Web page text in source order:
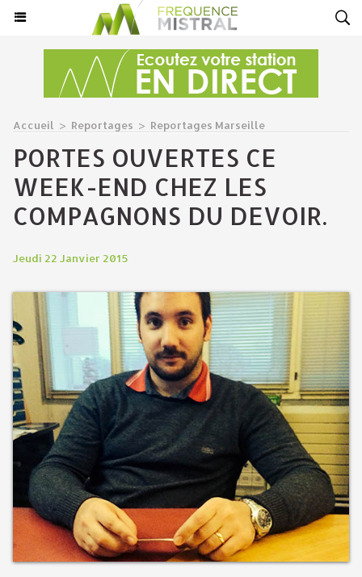
Accueil > Reportages > Reportages Marseille
PORTES OUVERTES CE
WEEK-END CHEZ LES
COMPAGNONS DU DEVOIR.
Jeudi 22 Janvier 2015